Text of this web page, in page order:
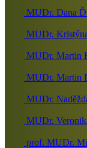
MUDr. Dana
MUDr.
MUDr. Martin
MUDr. Martin
MUDr.
MUDr.
prof. MUDr.